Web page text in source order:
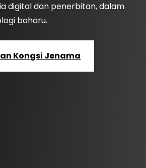
digital dan penerbitan, dalam
baharu.
Kongsi Jenama